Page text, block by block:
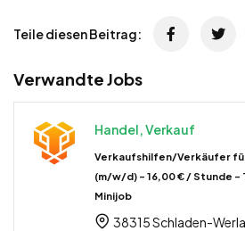
Teile diesen Beitrag:
Verwandte Jobs
Handel, Verkauf
Verkaufshilfen/Verkäufer
(m/w/d) – 16,00 € / Stunde
Minijob
38315 Schladen-